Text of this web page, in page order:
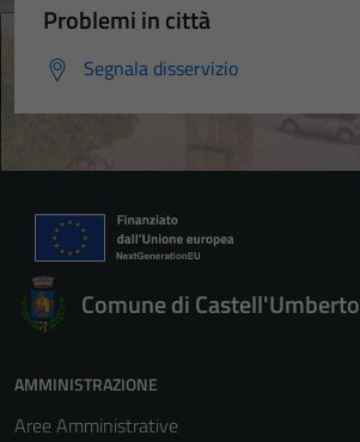
Problemi in città
Segnala disservizio
Comune di Castell'Umberto
AMMINISTRAZIONE
Aree Amministrative